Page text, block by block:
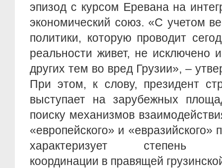
эпизод с курсом Еревана на
экономический союз. «С учетом
политики, которую проводит
реальности живет, не исключено
других тем во вред Грузии», –
При этом, к слову, президент
выступает на зарубежных
поиску механизмов
«европейского» и «евразийского»
характеризует степень
координации в правящей